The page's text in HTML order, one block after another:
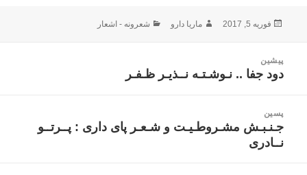
ارسال
فوریه 5, 2017 نویسنده
ماریا دارو دسته‌ها
شعرونه - اشعار
نوشتهپیشین
نوشته
دود جفا .. نـوشـتـه نــذیـر ظـفـر
پسین
نوشته
بعدی:
جـنـبـش مشـروطـیـت و شـعـر پای داری : پــرتــو
نــادری